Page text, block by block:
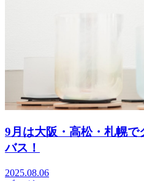
9月は大阪・高松・札幌で
バス！
2025.08.06